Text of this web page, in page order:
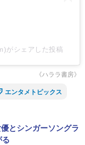
がシェアした投稿
《ハララ書房》
エンタメトピックス
とシンガーソングラ
る